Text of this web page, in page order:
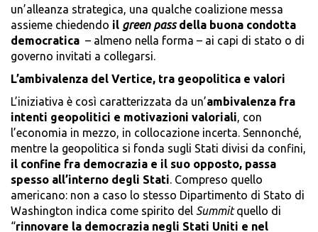
un’alleanza strategica, una qualche coalizione messa
assieme chiedendo il green passdella buona condotta
democratica – almeno nella forma – ai capi di stato o di
governo invitati a collegarsi.
L’ambivalenza del Vertice, tra geopolitica e valori
L’iniziativa è così caratterizzata da un’ambivalenza fra
intenti geopolitici e motivazioni valoriali, con
l’economia in mezzo, in collocazione incerta. Sennonché,
mentre la geopolitica si fonda sugli Stati divisi da confini,
il confine fra democrazia e il suo opposto, passa
spesso all’interno degli Stati. Compreso quello
americano: non a caso lo stesso Dipartimento di Stato di
Washington indica come spirito del Summitquello di
“rinnovare la democrazia negli Stati Uniti e nel